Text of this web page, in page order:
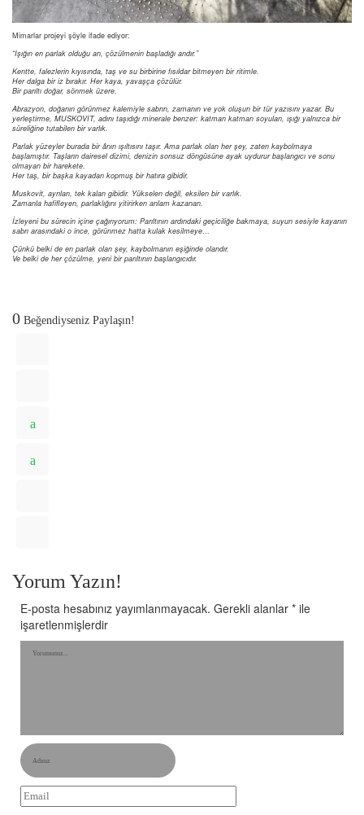
Mimarlar projeyi şöyle ifade ediyor:
“Işığın en parlak olduğu an, çözülmenin başladığı andır.”
Kentte, falezlerin kıyısında, taş ve su birbirine fısıldar bitmeyen bir ritimle.
Her dalga bir iz bırakır. Her kaya, yavaşça çözülür.
Bir parıltı doğar, sönmek üzere.
Abrazyon, doğanın görünmez kalemiyle sabrın, zamanın ve yok oluşun bir tür yazısını yazar. Bu
yerleştirme, MUSKOVIT, adını taşıdığı minerale benzer: katman katman soyulan, ışığı yalnızca bir
süreliğine tutabilen bir varlık.
Parlak yüzeyler burada bir ânın ışıltısını taşır. Ama parlak olan her şey, zaten kaybolmaya
başlamıştır. Taşların dairesel dizimi, denizin sonsuz döngüsüne ayak uydurur başlangıcı ve sonu
olmayan bir harekete.
Her taş, bir başka kayadan kopmuş bir hatıra gibidir.
Muskovit, ayrılan, tek kalan gibidir. Yükselen değil, eksilen bir varlık.
Zamanla hafifleyen, parlaklığını yitirirken anlam kazanan.
İzleyeni bu sürecin içine çağırıyorum: Parıltının ardındaki geçiciliğe bakmaya, suyun sesiyle kayanın
sabrı arasındaki o ince, görünmez hatta kulak kesilmeye…
Çünkü belki de en parlak olan şey, kaybolmanın eşiğinde olandır.
Ve belki de her çözülme, yeni bir parıltının başlangıcıdır.
0 Beğendiyseniz Paylaşın!
Yorum Yazın!
E-posta hesabınız yayımlanmayacak. Gerekli alanlar * ile
işaretlenmişlerdir